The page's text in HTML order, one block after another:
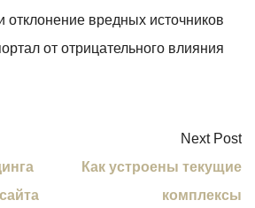
отклонение вредных источников
от отрицательного влияния.
Next Post
Как устроены текущие
комплексы